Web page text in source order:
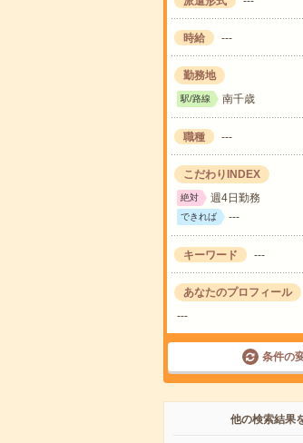
時給 ---
勤務地
駅/路線 南千歳
職種 ---
こだわりINDEX
絶対 週4日勤務
できれば ---
キーワード ---
あなたのプロフィール
---
条件の
他の検索結果